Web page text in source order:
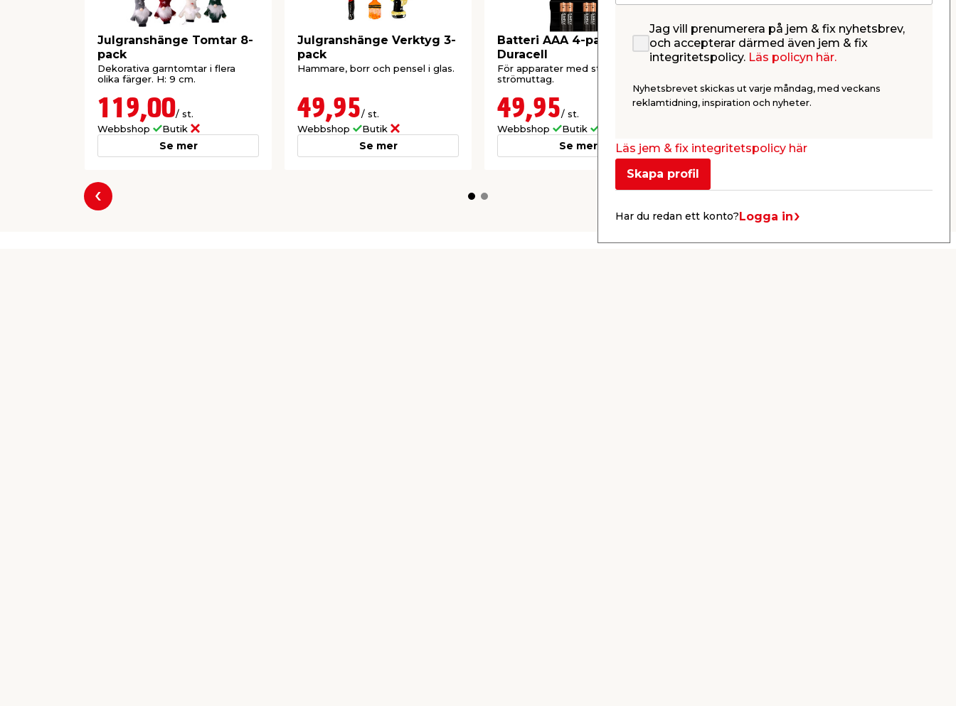
Julgranshänge Tomtar 8-
pack
Dekorativa garntomtar i flera
olika färger. H: 9 cm.
119,00/ st.
Webbshop
Butik
Se mer
Julgranshänge Verktyg 3-
pack
Hammare, borr och pensel i glas.
49,95/ st.
Webbshop
Butik
Se mer
Batteri AAA 4-pack
Duracell
För apparater med stora
strömuttag.
49,95/ st.
Webbshop
Butik
Se mer
Batteri AA 4-pack
Duracell
49,95
Se mer
Föregående
Jag vill prenumerera på jem & fix nyhetsbrev,
och accepterar därmed även jem & fix
integritetspolicy. Läs policyn här.
Nyhetsbrevet skickas ut varje måndag, med veckans
reklamtidning, inspiration och nyheter.
Läs jem & fix integritetspolicy här
Skapa profil
Har du redan ett konto?Logga in